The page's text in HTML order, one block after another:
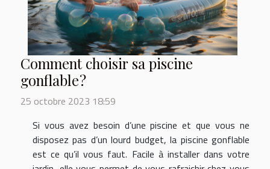
Comment choisir sa piscine
gonflable ?
25 octobre 2023 18:59
Si vous avez besoin d’une piscine et que vous ne
disposez pas d’un lourd budget, la piscine gonflable
est ce qu’il vous faut. Facile à installer dans votre